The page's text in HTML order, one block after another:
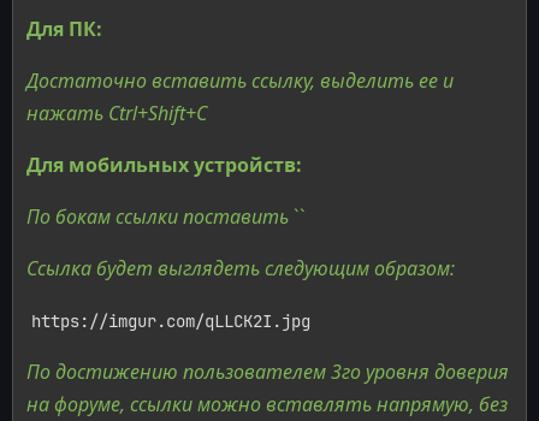
Для ПК:
Достаточно вставить ссылку, выделить ее и
нажать Ctrl+Shift+C
Для мобильных устройств:
По бокам ссылки поставить ``
Ссылка будет выглядеть следующим образом:
https://imgur.com/qLLCK2I.jpg
По достижению пользователем 3го уровня доверия
на форуме, ссылки можно вставлять напрямую, без